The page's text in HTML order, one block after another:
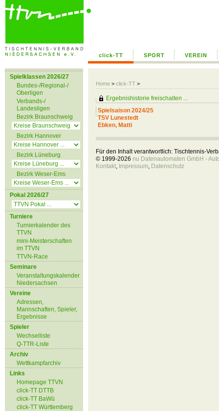
click-TT SPORT VEREIN
Home > click-TT >
Spielklassen 2026/27
Bundes-/Regional-/
Oberligen
Verbands-/
Landesligen
Bezirk Braunschweig
Bezirk Hannover
Bezirk Lüneburg
Bezirk Weser-Ems
Pokal 2026/27
Turniere
Turnierkalender des
TTVN
mini-Meisterschaften
im TTVN
TTVN-Race
Seminare
Veranstaltungskalender
Niedersachsen
Vereine
Adressen,
Mannschaften, Spieler,
Ergebnisse
Spieler
Wechselliste
Q-TTR-Liste
Archiv
Wettkampfarchiv
Links
Homepage TTVN
click-TT DTTB
click-TT BaWü
click-TT Württemberg
Ergebnishistorie freischalten ...
Spielsaison 2024/25
TSV Lunestedt
Ebken, Matti
Für den Inhalt verantwortlich: Tischtennis-
© 1999-2026 nu Datenautomaten GmbH -
Kontakt, Impressum, Datenschutz